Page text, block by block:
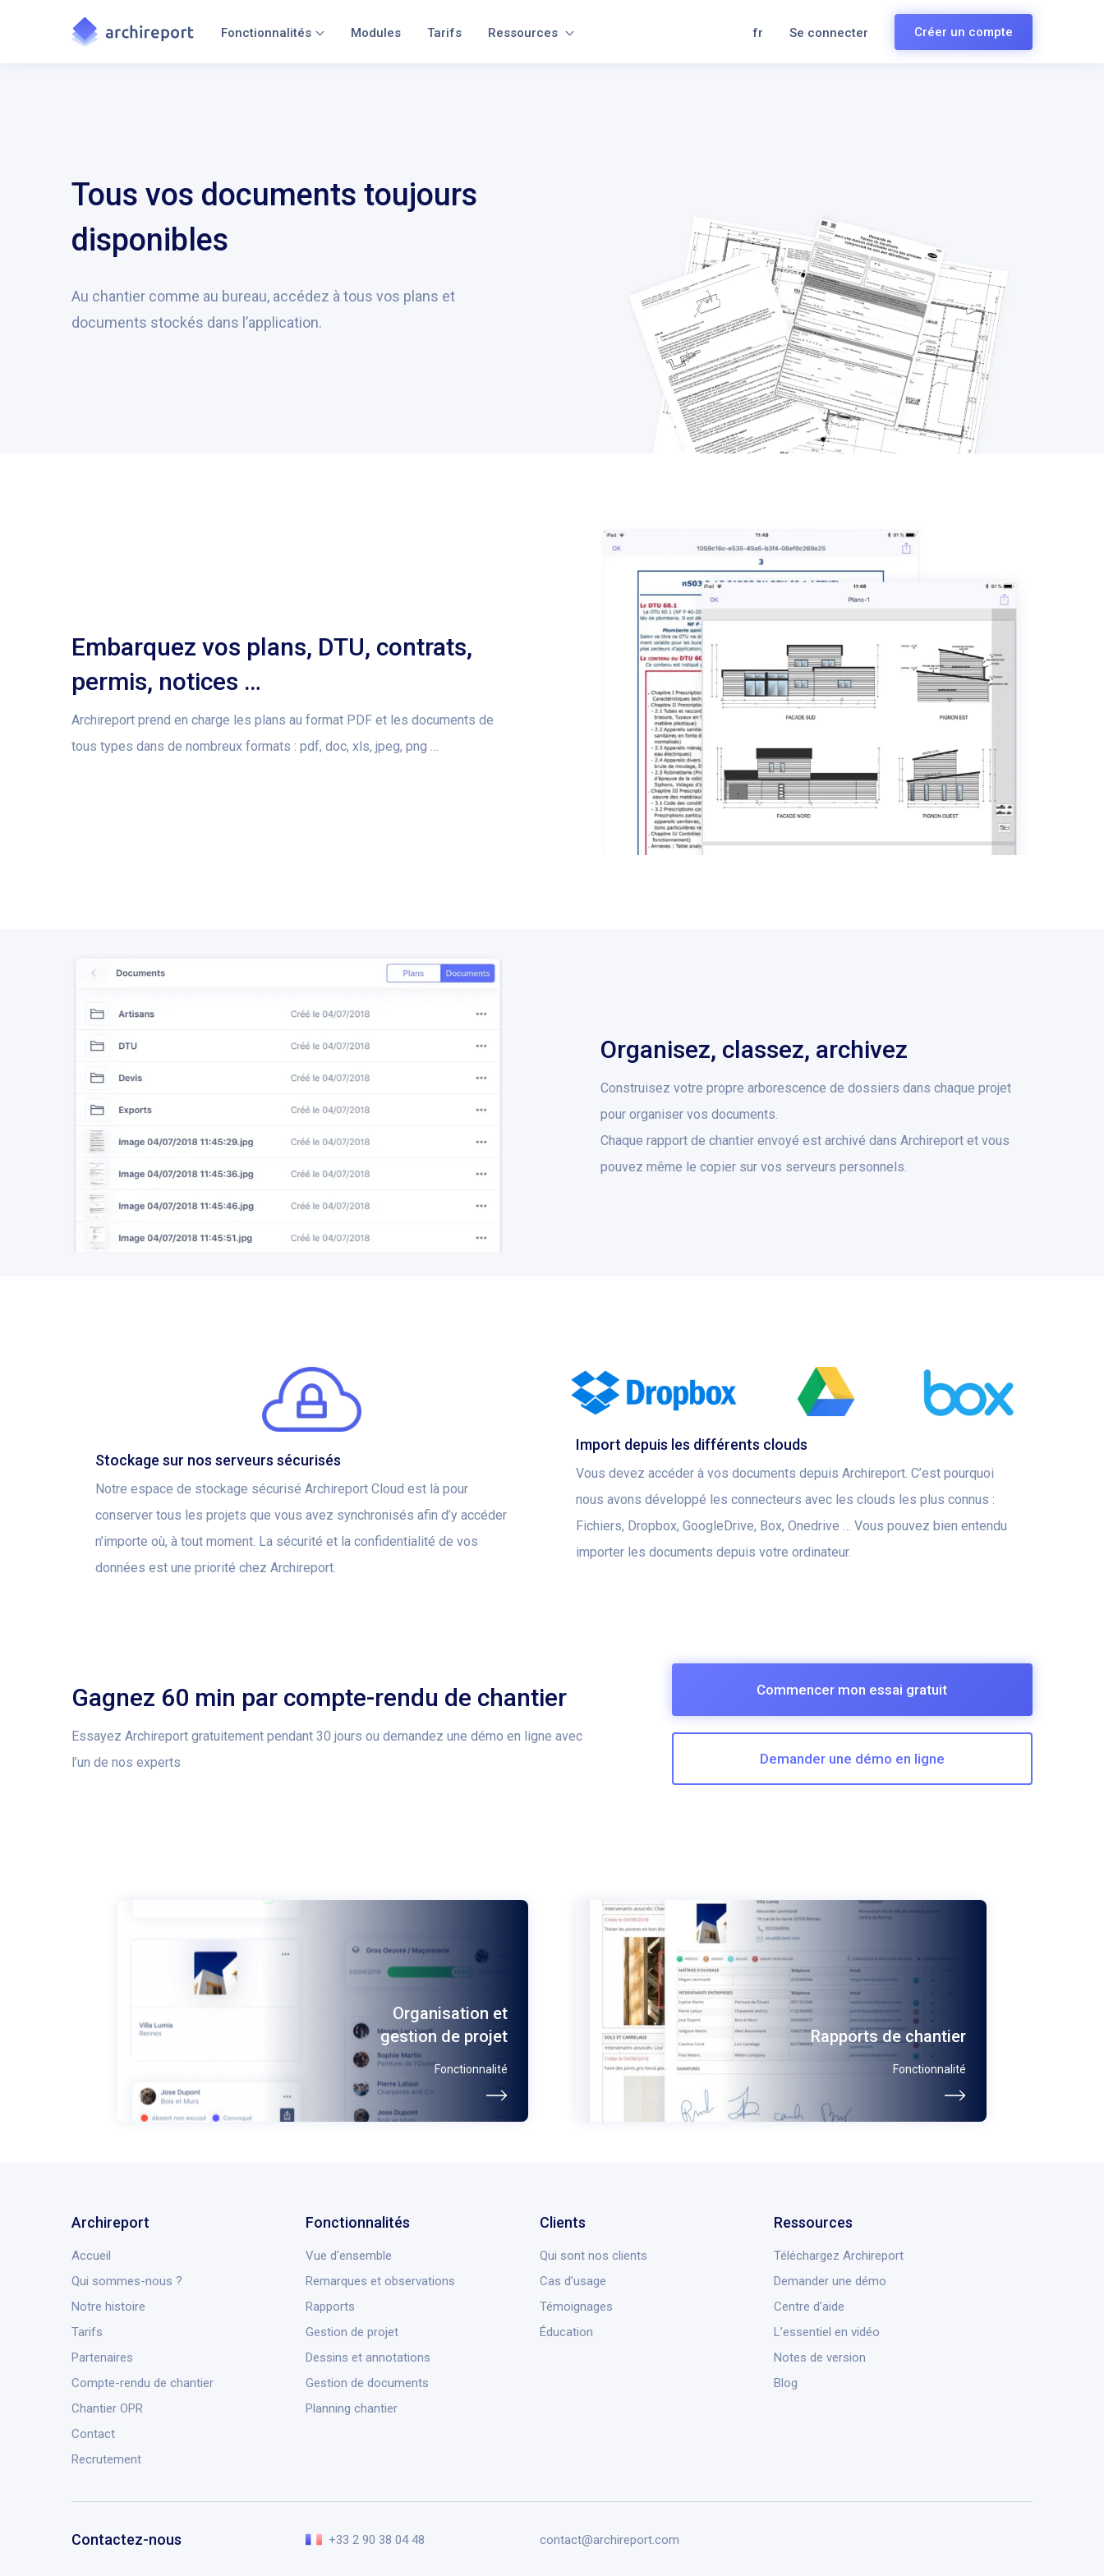
Fonctionnalités Modules Tarifs Ressources fr Se connecter Créer un compte
Tous vos documents toujours
disponibles
Au chantier comme au bureau, accédez à tous vos plans et
documents stockés dans l’application.
Embarquez vos plans, DTU, contrats,
permis, notices …
Archireport prend en charge les plans au format PDF et les documents de
tous types dans de nombreux formats : pdf, doc, xls, jpeg, png …
Organisez, classez, archivez
Construisez votre propre arborescence de dossiers dans chaque projet
pour organiser vos documents.
Chaque rapport de chantier envoyé est archivé dans Archireport et vous
pouvez même le copier sur vos serveurs personnels.
Stockage sur nos serveurs sécurisés
Notre espace de stockage sécurisé Archireport Cloud est là pour
conserver tous les projets que vous avez synchronisés afin d’y accéder
n’importe où, à tout moment. La sécurité et la confidentialité de vos
données est une priorité chez Archireport.
Import depuis les différents clouds
Vous devez accéder à vos documents depuis Archireport. C’est pourquoi
nous avons développé les connecteurs avec les clouds les plus connus :
Fichiers, Dropbox, GoogleDrive, Box, Onedrive … Vous pouvez bien entendu
importer les documents depuis votre ordinateur.
Gagnez 60 min par compte-rendu de chantier
Essayez Archireport gratuitement pendant 30 jours ou demandez une démo en ligne avec
l’un de nos experts
Commencer mon essai gratuit
Demander une démo en ligne
Organisation et
gestion de projet
Fonctionnalité
Rapports de chantier
Fonctionnalité
Archireport
Accueil
Qui sommes-nous ?
Notre histoire
Tarifs
Partenaires
Compte-rendu de chantier
Chantier OPR
Contact
Recrutement
Fonctionnalités
Vue d'ensemble
Remarques et observations
Rapports
Gestion de projet
Dessins et annotations
Gestion de documents
Planning chantier
Clients
Qui sont nos clients
Cas d’usage
Témoignages
Éducation
Ressources
Téléchargez Archireport
Demander une démo
Centre d’aide
L’essentiel en vidéo
Notes de version
Blog
Contactez-nous +33 2 90 38 04 48 contact@archireport.com